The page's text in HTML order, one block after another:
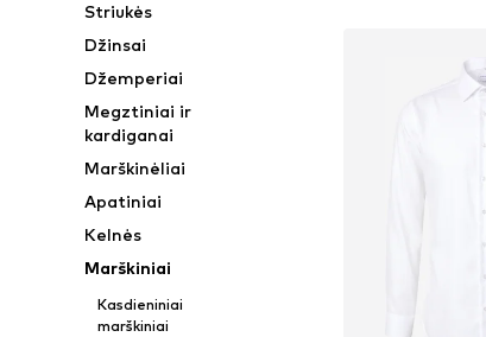
Striukės
Džinsai
Džemperiai
Megztiniai ir
kardiganai
Marškinėliai
Apatiniai
Kelnės
Marškiniai
Kasdieniniai
marškiniai